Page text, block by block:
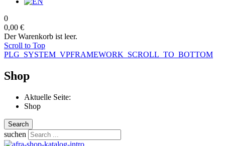
0
0,00 €
Der Warenkorb ist leer.
Scroll to Top
PLG_SYSTEM_VPFRAMEWORK_SCROLL_TO_BOTTOM
Shop
Aktuelle Seite:
Shop
Search
suchen